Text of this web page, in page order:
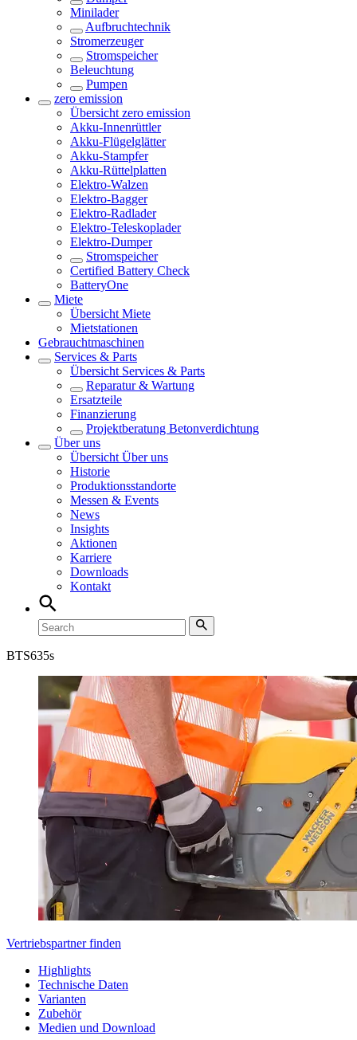
Minilader
Aufbruchtechnik
Stromerzeuger
Stromspeicher
Beleuchtung
Pumpen
zero emission
Übersicht zero emission
Akku-Innenrüttler
Akku-Flügelglätter
Akku-Stampfer
Akku-Rüttelplatten
Elektro-Walzen
Elektro-Bagger
Elektro-Radlader
Elektro-Teleskoplader
Elektro-Dumper
Stromspeicher
Certified Battery Check
BatteryOne
Miete
Übersicht Miete
Mietstationen
Gebrauchtmaschinen
Services & Parts
Übersicht Services & Parts
Reparatur & Wartung
Ersatzteile
Finanzierung
Projektberatung Betonverdichtung
Über uns
Übersicht Über uns
Historie
Produktionsstandorte
Messen & Events
News
Insights
Aktionen
Karriere
Downloads
Kontakt
BTS635s
Vertriebspartner finden
Highlights
Technische Daten
Varianten
Zubehör
Medien und Download